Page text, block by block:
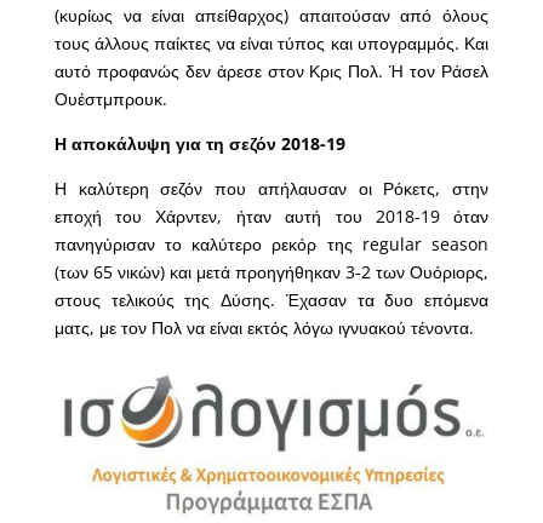
(κυρίως να είναι απείθαρχος) απαιτούσαν από όλους
τους άλλους παίκτες να είναι τύπος και υπογραμμός. Και
αυτό προφανώς δεν άρεσε στον Κρις Πολ. Ή τον Ράσελ
Ουέστμπρουκ.
Η αποκάλυψη για τη σεζόν 2018-19
Η καλύτερη σεζόν που απήλαυσαν οι Ρόκετς, στην
εποχή του Χάρντεν, ήταν αυτή του 2018-19 όταν
πανηγύρισαν το καλύτερο ρεκόρ της regular season
(των 65 νικών) και μετά προηγήθηκαν 3-2 των Ουόριορς,
στους τελικούς της Δύσης. Έχασαν τα δυο επόμενα
ματς, με τον Πολ να είναι εκτός λόγω ιγνυακού τένοντα.